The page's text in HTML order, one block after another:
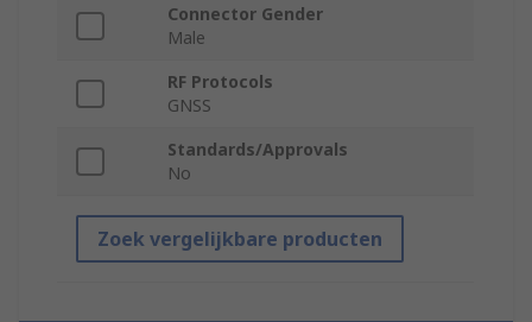
Connector Gender
Male
RF Protocols
GNSS
Standards/Approvals
No
Zoek vergelijkbare producten